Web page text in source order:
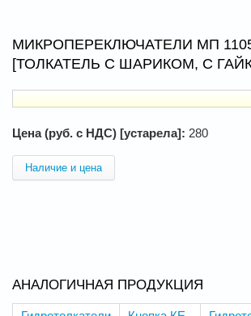
МИКРОПЕРЕКЛЮЧАТЕЛИ МП
[ТОЛКАТЕЛЬ С ШАРИКОМ, С
Цена (руб. с НДС) [устарела]: 280
Наличие и цена
АНАЛОГИЧНАЯ ПРОДУКЦИЯ